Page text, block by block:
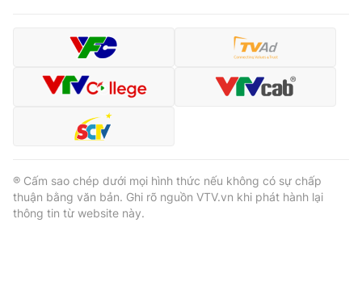
® Cấm sao chép dưới mọi hình thức nếu không có sự chấp
thuận bằng văn bản. Ghi rõ nguồn VTV.vn khi phát hành lại
thông tin từ website này.